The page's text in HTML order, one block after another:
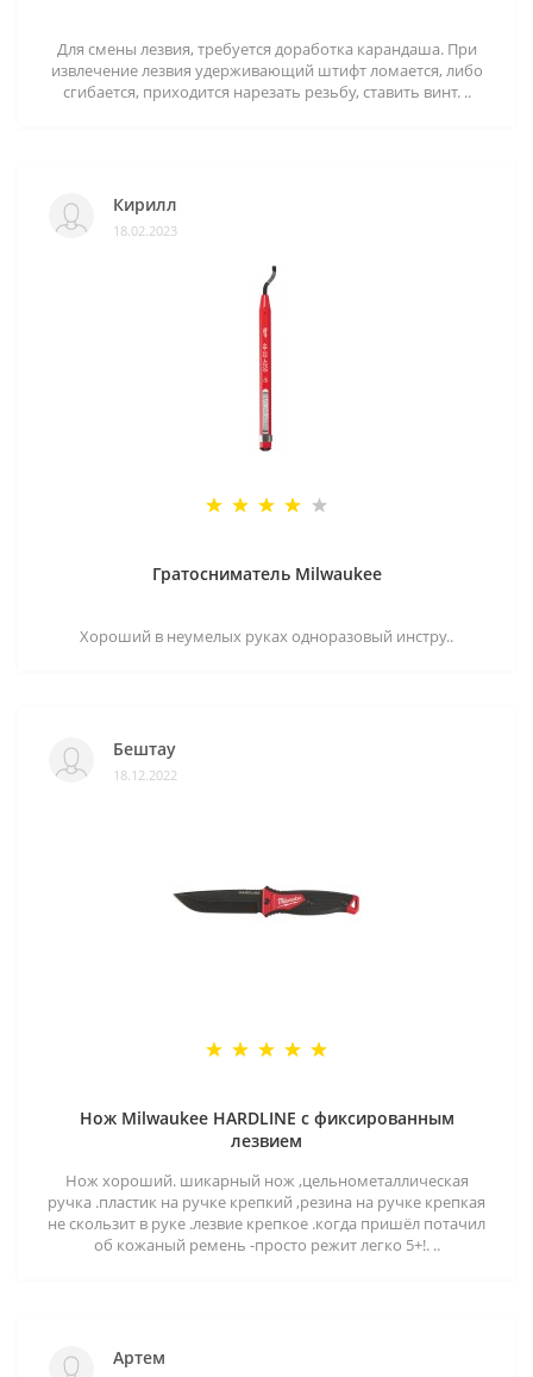
Для смены лезвия, требуется доработка карандаша. При
извлечение лезвия удерживающий штифт ломается, либо
сгибается, приходится нарезать резьбу, ставить винт. ..
Кирилл
18.02.2023
Гратосниматель Milwaukee
Хороший в неумелых руках одноразовый инстру..
Бештау
18.12.2022
Нож Milwaukee HARDLINE с фиксированным
лезвием
Нож хороший. шикарный нож ,цельнометаллическая
ручка .пластик на ручке крепкий ,резина на ручке крепкая
не скользит в руке .лезвие крепкое .когда пришёл потачил
об кожаный ремень -просто режит легко 5+!. ..
Артем